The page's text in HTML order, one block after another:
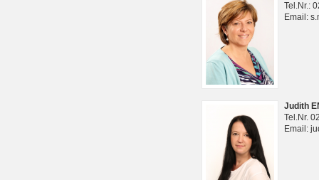
Tel.Nr.:
Email:
Judith
Tel.Nr.
Email: